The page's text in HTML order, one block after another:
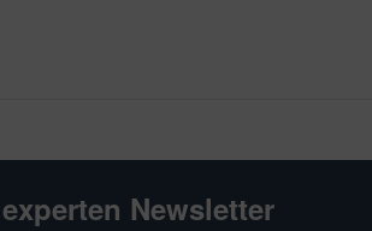
Newsletter